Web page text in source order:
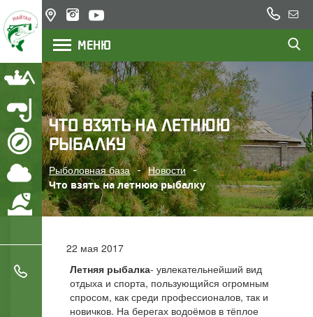
Рыбалка
Подводная охота
Маршрут
Погода
Охрана водоемов
+7 (777) 200 22 23
+7 (705) 777 78 05
Казахстан,
озеро
Балхаш,
+7
(777)
200
22
нам
МЕНЮ
ЧТО ВЗЯТЬ НА ЛЕТНЮЮ
РЫБАЛКУ
Рыболовная база Новости
Что взять на летнюю рыбалку
22 мая 2017
Летняя рыбалка- увлекательнейший вид
отдыха и спорта, пользующийся огромным
спросом, как среди профессионалов, так и
новичков. На берегах водоёмов в тёплое